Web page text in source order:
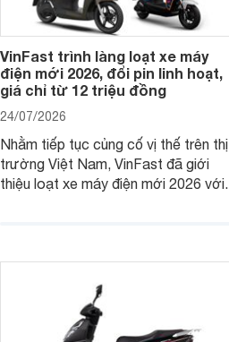
VinFast trình làng loạt xe máy
điện mới 2026, đổi pin linh hoạt,
giá chỉ từ 12 triệu đồng
24/07/2026
Nhằm tiếp tục củng cố vị thế trên thị
trường Việt Nam, VinFast đã giới
thiệu loạt xe máy điện mới 2026 với